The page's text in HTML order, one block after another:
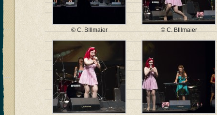
© C. BIllmaier © C. BIllmaier